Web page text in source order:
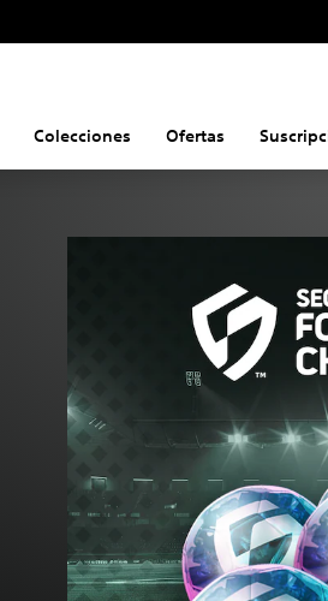
Colecciones Ofertas